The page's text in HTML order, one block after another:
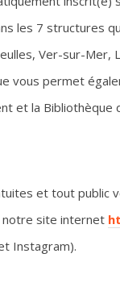
les 7 structures
Ver-sur-
vous permet
et la Bibliothèque
et tout public
notre site internet
Instagram).